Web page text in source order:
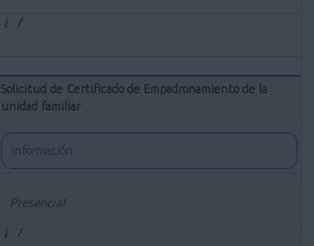
Solicitud de Certificado de Empadronamiento de la
unidad familiar
Información
Presencial